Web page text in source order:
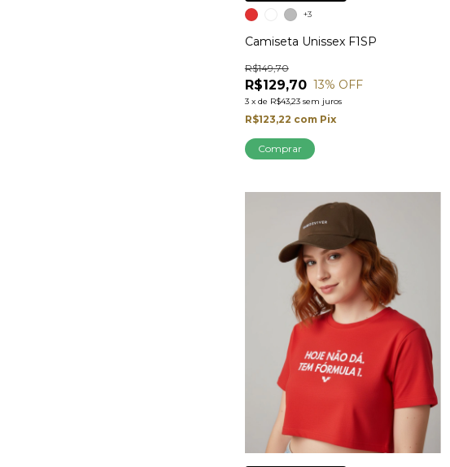
Camiseta Unissex F1SP
R$129,70
R$149,70
13% OFF
3 x de R$43,23 sem juros
R$123,22 com Pix
+3
Comprar